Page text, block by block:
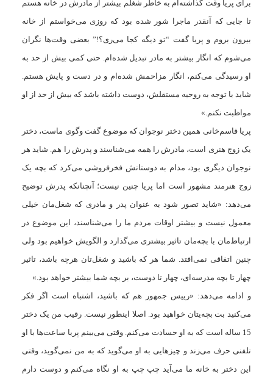
برای پریا وقت گذاشته‌ام به خاطر شغلم بیشتر از مادرش در خانه هستم
تا جایی که آنقدر ماجرا شور شده بود که روزی می‌خواستم از خانه
بیرون بروم و پریا گفت “تو دیگه کجا می‌ری؟!” بعضی وقت‌ها نگران
می‌شوم که انگار بیشتر به مادر تبدیل شده‌ام. حتی کمی بیش از حد به
او رسیدگی می‌کنم، انگار مزاحمش شده‌ام و در دست و پایش هستم.
شاید با توجه به روحیه مستقلش، دوست داشته باشد که بیش از حد از او
مواظبت نکنم.»
پریا قاسم‌خانی همین دختر نوجوان که موضوع گفت وگوی ماست، دختر
یک زوج هنری است، مادرش را همه می‌شناسند و پدرش را هم. شاید هر
نوجوان دیگری بود، مدام به دوستانش فخرفروشی می‌کرد که بچه یک
زوج هنرمند مشهور است اما پریا چنین نیست؛ آنچنانکه پدرش توضیح
می‌دهد: «شاید تصور شود به عنوان پدر و مادری که شغل‌مان خیلی
معمول نیست و بیشتر اوقات مردم ما را می‌شناسند، این موضوع در
ارتباط‌مان با بچه‌مان تاثیر بیشتری می‌گذارد و الگویش خواهیم بود ولی
چنین اتفاقی نمی‌افتد. شما هر که باشید و شغل‌تان هرچه باشد، تاثیر
چهار تا بچه مدرسه‌ای، چهار تا دوست، بر بچه‌ شما بیشتر خواهد بود.»
و ادامه می‌دهد: «رییس جمهور هم که باشید، اشتباه است اگر فکر
می‌کنید بت بچه‌یتان خواهید بود. اصلا اینطور نیست. رقیب من یک دختر
15 ساله است که به او حسادت می‌کنم. وقتی می‌بینم پریا ساعت‌ها با او
تلفنی حرف می‌زند و چیزهایی به او می‌گوید که به من نمی‌گوید، وقتی
این دختر به خانه ما می‌آید چپ چپ به او نگاه می‌کنم و دوست دارم